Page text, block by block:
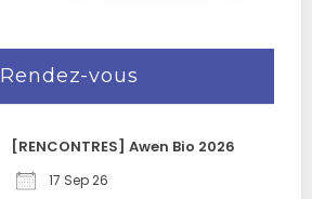
Rendez-vous
[RENCONTRES] Awen Bio 2026
17 Sep 26